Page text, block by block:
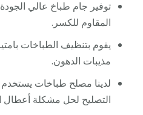
توفير جام طباخ عالي
المقاوم للكسر.
يقوم بتنظيف الطباخات
مذيبات الدهون.
لدينا مصلح طباخات
التصليح لحل مشكلة أعطال